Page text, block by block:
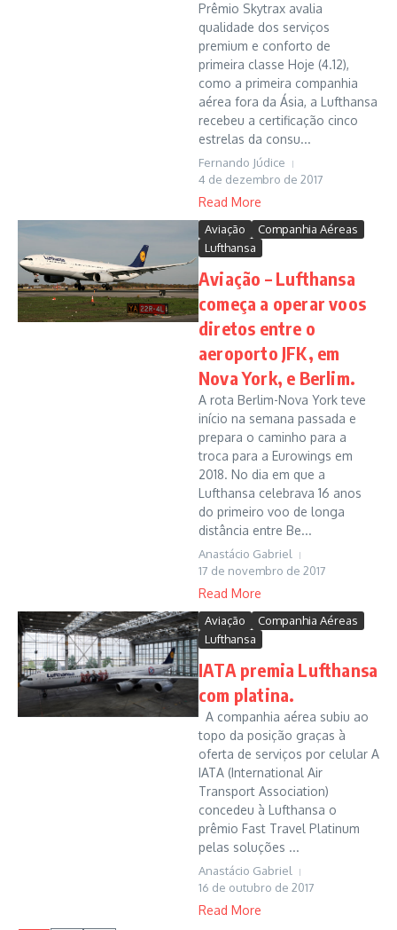
Prêmio Skytrax avalia
qualidade dos serviços
premium e conforto de
primeira classe Hoje (4.12),
como a primeira companhia
aérea fora da Ásia, a Lufthansa
recebeu a certificação cinco
estrelas da consu...
Fernando Júdice
4 de dezembro de 2017
Read More
Aviação
Companhia Aéreas
Lufthansa
Aviação – Lufthansa
começa a operar voos
diretos entre o
aeroporto JFK, em
Nova York, e Berlim.
A rota Berlim-Nova York teve
início na semana passada e
prepara o caminho para a
troca para a Eurowings em
2018. No dia em que a
Lufthansa celebrava 16 anos
do primeiro voo de longa
distância entre Be...
Anastácio Gabriel
17 de novembro de 2017
Read More
Aviação
Companhia Aéreas
Lufthansa
IATA premia Lufthansa
com platina.
A companhia aérea subiu ao
topo da posição graças à
oferta de serviços por celular A
IATA (International Air
Transport Association)
concedeu à Lufthansa o
prêmio Fast Travel Platinum
pelas soluções ...
Anastácio Gabriel
16 de outubro de 2017
Read More